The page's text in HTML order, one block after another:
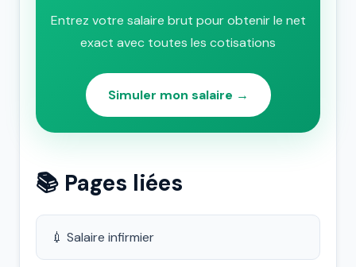
Entrez votre salaire brut pour obtenir le net
exact avec toutes les cotisations
Simuler mon salaire →
📚 Pages liées
💉 Salaire infirmier